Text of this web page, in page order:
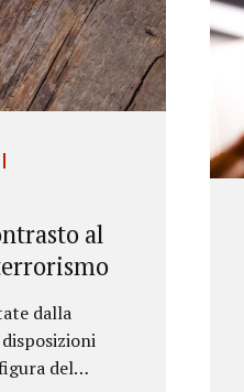
al
dalla
del